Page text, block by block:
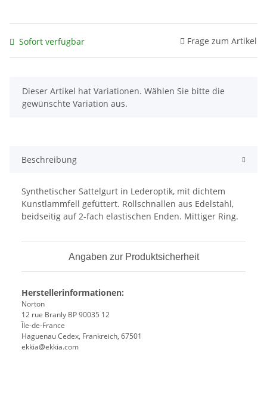
Sofort verfügbar Frage zum Artikel
x
Dieser Artikel hat Variationen. Wählen Sie bitte die
gewünschte Variation aus.
Beschreibung
Synthetischer Sattelgurt in Lederoptik, mit dichtem
Kunstlammfell gefüttert. Rollschnallen aus Edelstahl,
beidseitig auf 2-fach elastischen Enden. Mittiger Ring.
Angaben zur Produktsicherheit
Herstellerinformationen:
Norton
12 rue Branly BP 90035 12
Île-de-France
Haguenau Cedex, Frankreich, 67501
ekkia@ekkia.com